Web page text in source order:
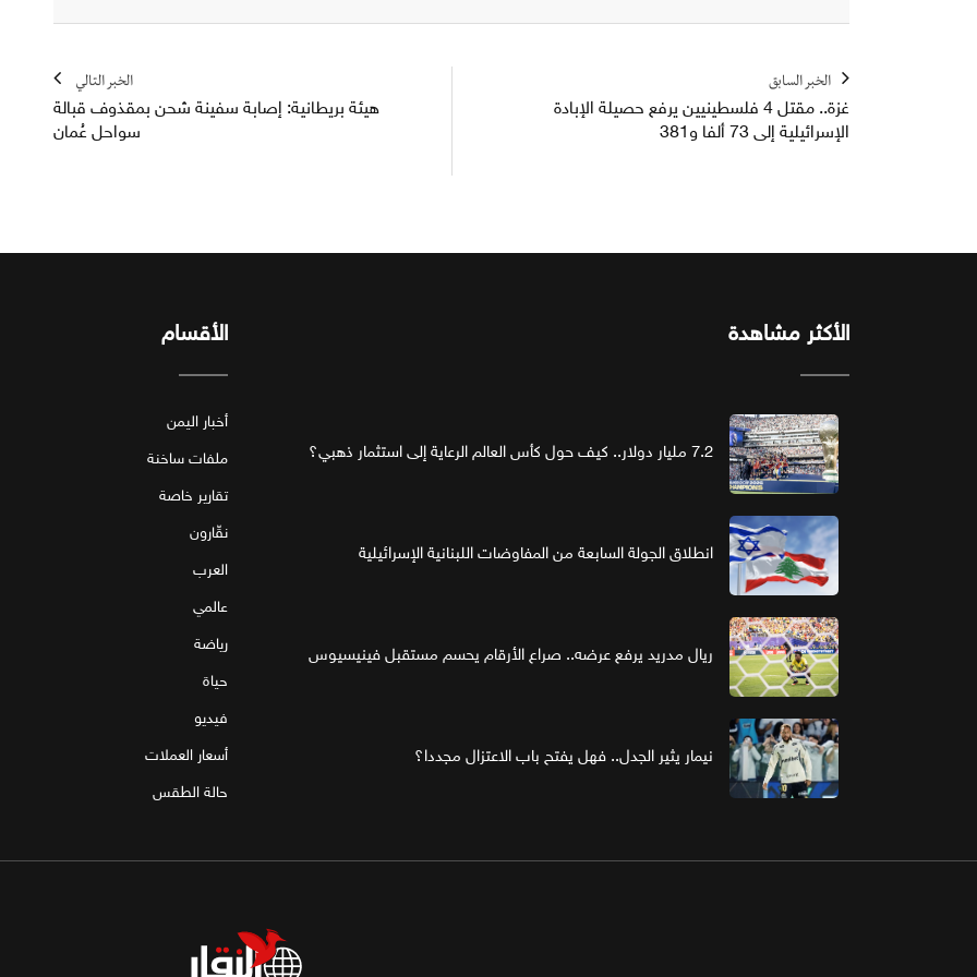
الخبر السابق
غزة.. مقتل 4 فلسطينيين يرفع حصيلة الإبادة
الإسرائيلية إلى 73 ألفا و381
الخبر التالي
هيئة بريطانية: إصابة سفينة شحن بمقذوف قبالة
سواحل عُمان
الأكثر مشاهدة
7.2 مليار دولار.. كيف حول كأس العالم الرعاية إلى استثمار ذهبي؟
انطلاق الجولة السابعة من المفاوضات اللبنانية الإسرائيلية
ريال مدريد يرفع عرضه.. صراع الأرقام يحسم مستقبل فينيسيوس
نيمار يثير الجدل.. فهل يفتح باب الاعتزال مجددا؟
الأقسام
أخبار اليمن
ملفات ساخنة
تقارير خاصة
نقّارون
العرب
عالمي
رياضة
حياة
فيديو
أسعار العملات
حالة الطقس